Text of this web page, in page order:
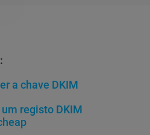
a chave DKIM
registo DKIM